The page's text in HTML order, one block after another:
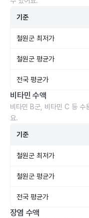
기준
철원군 최저가
철원군 평균가
전국 평균가
비타민 수액
비타민 B군, 비타민 C 등 수
요.
기준
철원군 최저가
철원군 평균가
전국 평균가
장염 수액